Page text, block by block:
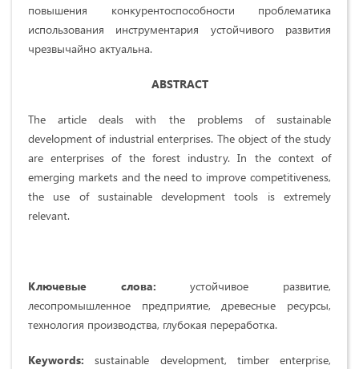
повышения конкурентоспособности проблематика
использования инструментария устойчивого развития
чрезвычайно актуальна.
ABSTRACT
The article deals with the problems of sustainable
development of industrial enterprises. The object of the study
are enterprises of the forest industry. In the context of
emerging markets and the need to improve competitiveness,
the use of sustainable development tools is extremely
relevant.
Ключевые слова: устойчивое развитие,
лесопромышленное предприятие, древесные ресурсы,
технология производства, глубокая переработка.
Keywords: sustainable development, timber enterprise,